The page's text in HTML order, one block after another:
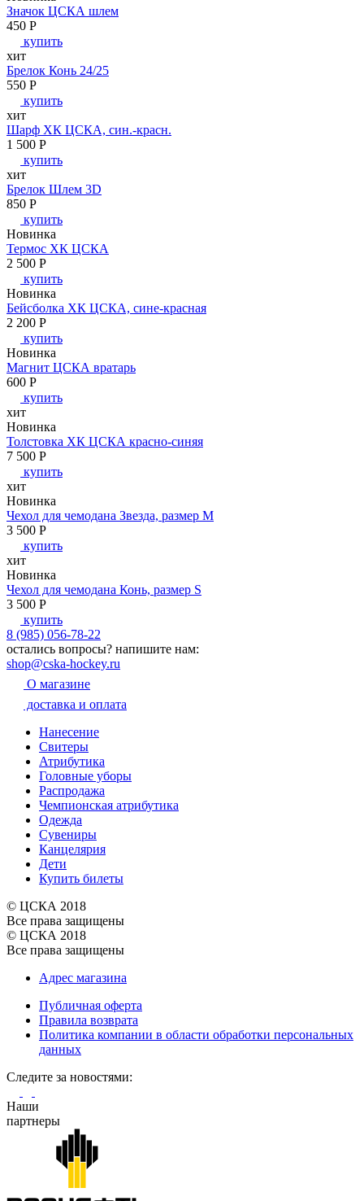
Значок ЦСКА шлем
450 P
купить
хит
Брелок Конь 24/25
550 P
купить
хит
Шарф ХК ЦСКА, син.-красн.
1 500 P
купить
хит
Брелок Шлем 3D
850 P
купить
Новинка
Термос ХК ЦСКА
2 500 P
купить
Новинка
Бейсболка ХК ЦСКА, сине-красная
2 200 P
купить
Новинка
Магнит ЦСКА вратарь
600 P
купить
хит
Новинка
Толстовка ХК ЦСКА красно-синяя
7 500 P
купить
хит
Новинка
Чехол для чемодана Звезда, размер M
3 500 P
купить
хит
Новинка
Чехол для чемодана Конь, размер S
3 500 P
купить
8 (985) 056-78-22
остались вопросы? напишите нам:
shop@cska-hockey.ru
О магазине
доставка и оплата
Нанесение
Свитеры
Атрибутика
Головные уборы
Распродажа
Чемпионская атрибутика
Одежда
Сувениры
Канцелярия
Дети
Купить билеты
© ЦСКА 2018
Все права защищены
© ЦСКА 2018
Все права защищены
Адрес магазина
Публичная оферта
Правила возврата
Политика компании в области обработки персональных
данных
Cледите за новостями:
Наши
партнеры